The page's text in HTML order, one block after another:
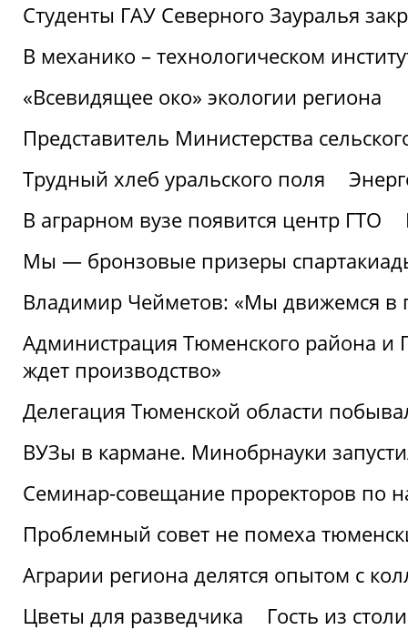
Студенты ГАУ Северного Зауралья
В механико – технологическом
«Всевидящее око» экологии региона
Представитель Министерства
Трудный хлеб уральского поля
В аграрном вузе появится центр ГТО
Мы — бронзовые призеры
Владимир Чейметов: «Мы движемся в
Администрация Тюменского района и
ждет производство»
Делегация Тюменской области
ВУЗы в кармане. Минобрнауки
Семинар-совещание проректоров по
Проблемный совет не помеха
Аграрии региона делятся опытом с
Цветы для разведчика
Гость из